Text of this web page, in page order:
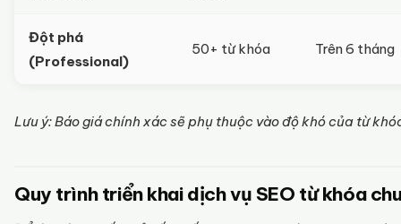
Đột phá
(Professional)
50+ từ khóa Trên 6 tháng
Lưu ý: Báo giá chính xác sẽ phụ thuộc vào độ khó của từ
Quy trình triển khai dịch vụ SEO từ khóa